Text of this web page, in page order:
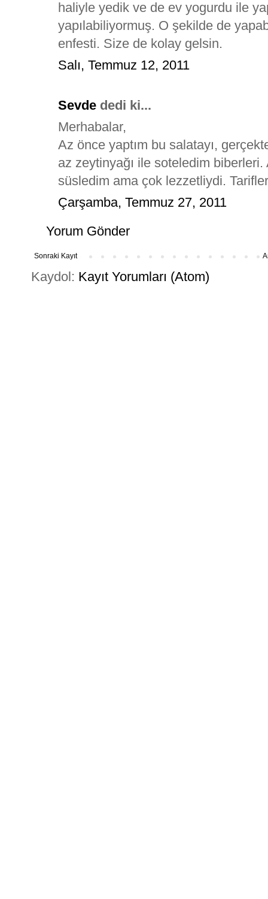
haliyle yedik ve de ev yogurdu ile
yapılabiliyormuş. O şekilde de
enfesti. Size de kolay gelsin.
Salı, Temmuz 12, 2011
Sevde dedi ki...
Merhabalar,
Az önce yaptım bu salatayı,
az zeytinyağı ile soteledim
süsledim ama çok lezzetliydi.
Çarşamba, Temmuz 27, 2011
Yorum Gönder
Sonraki Kayıt
Kaydol: Kayıt Yorumları (Atom)